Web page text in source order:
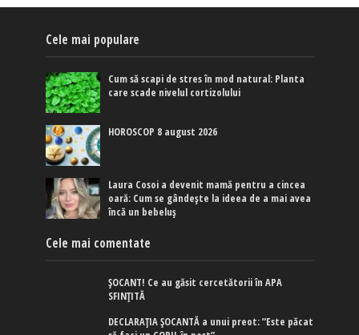
Cele mai populare
Cum să scapi de stres în mod natural: Planta
care scade nivelul cortizolului
HOROSCOP 8 august 2026
Laura Cosoi a devenit mamă pentru a cincea
oară: Cum se gândește la ideea de a mai avea
încă un bebeluș
Cele mai comentate
ȘOCANT! Ce au găsit cercetătorii în APA
SFINȚITĂ
DECLARAȚIA ȘOCANTĂ a unui preot: ”Este păcat